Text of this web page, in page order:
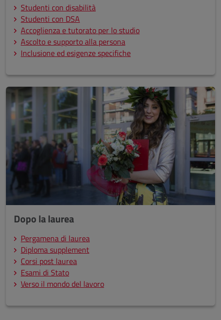
Studenti con disabilità
Studenti con DSA
Accoglienza e tutorato per lo studio
Ascolto e supporto alla persona
Inclusione ed esigenze specifiche
Dopo la laurea
Pergamena di laurea
Diploma supplement
Corsi post laurea
Esami di Stato
Verso il mondo del lavoro